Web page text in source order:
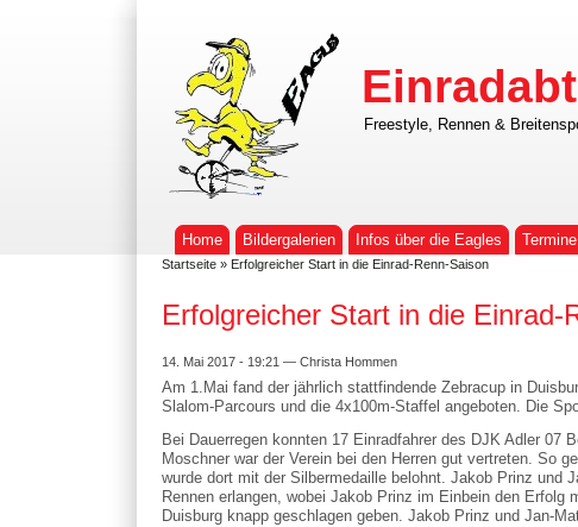
Freestyle, Rennen &
Home Bildergalerien Infos über die Eagles Termine
Startseite » Erfolgreicher Start in die Einrad-Renn-Saison
Erfolgreicher Start in die Einrad-
14. Mai 2017 - 19:21 — Christa Hommen
Am 1.Mai fand der jährlich stattfindende Zebracup in
Slalom-Parcours und die 4x100m-Staffel angeboten. Die
Bei Dauerregen konnten 17 Einradfahrer des DJK Adler
Moschner war der Verein bei den Herren gut vertreten. So
wurde dort mit der Silbermedaille belohnt. Jakob Prinz und
Rennen erlangen, wobei Jakob Prinz im Einbein den
Duisburg knapp geschlagen geben. Jakob Prinz und Jan-